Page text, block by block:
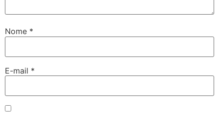
Nome *
E-mail *